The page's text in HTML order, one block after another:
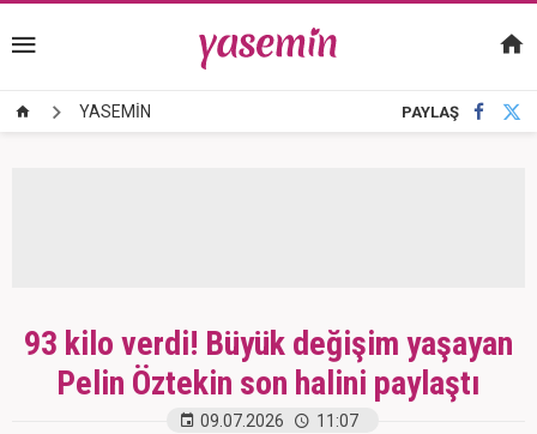
YASEMİN PAYLAŞ
93 kilo verdi! Büyük değişim yaşayan
Pelin Öztekin son halini paylaştı
09.07.2026 11:07